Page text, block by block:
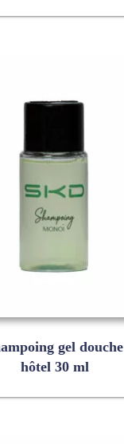
gel douche
hôtel 30 ml